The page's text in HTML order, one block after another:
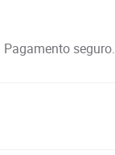
Pagamento seguro.